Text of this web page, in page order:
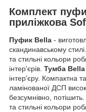
Комплект
приліжкова
Пуфик Bella -
скандинавському
та стильні кольори
інтер'єрів. Тумба Bella
інтер'єру. Компактна
ламінованої ДСП
безсумнівно,
та стильні кольори